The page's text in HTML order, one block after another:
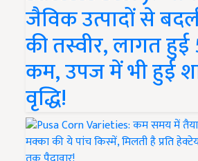
जैविक उत्पादों से
की तस्वीर, लागत
कम, उपज में भी हुई
वृद्धि!